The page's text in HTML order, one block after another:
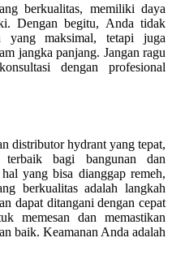
berkualitas, memiliki daya
Dengan begitu, Anda tidak
yang maksimal, tetapi juga
jangka panjang. Jangan ragu
dengan profesional
distributor hydrant yang tepat,
terbaik bagi bangunan dan
yang bisa dianggap remeh,
berkualitas adalah langkah
dapat ditangani dengan cepat
memesan dan memastikan
baik. Keamanan Anda adalah